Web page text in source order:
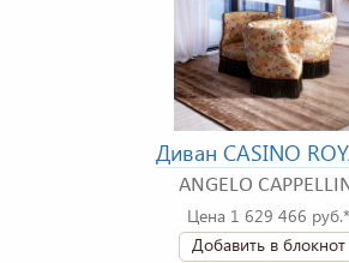
Диван CASINO
ANGELO
Цена 1 629 466 руб.*
Добавить в блокнот